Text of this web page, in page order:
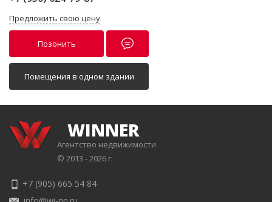
Предложить свою цену
Позонить
Помещения в одном здании
WINNER
Агентство недвижимости
© 2013 - 2026 г.
+7 (905) 665 54 84